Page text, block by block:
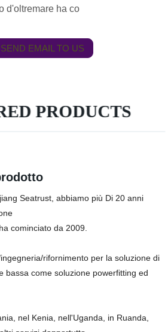
d'oltremare ha co
SEND EMAIL TO US
PRODUCTS
Seatrust, abbiamo più Di 20 anni
cominciato da 2009.
rifornimento per la soluzione di
bassa come soluzione powerfitting ed
nel Kenia, nell'Uganda, in Ruanda,